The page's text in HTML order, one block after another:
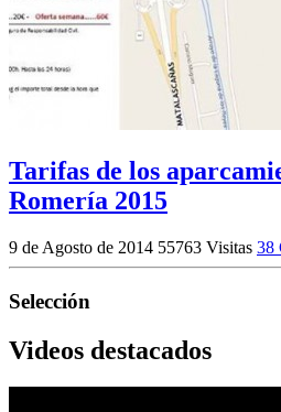
Tarifas de los
Romería 2015
9 de Agosto de 2014 55763 Visitas 38
Selección
Videos destacados